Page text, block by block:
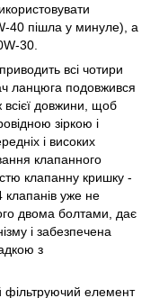
40 пішла у минуле), а
30.
всі чотири
ланцюга подовжився
всієї довжини, щоб
зіркою і
і високих
клапанного
клапанну кришку -
клапанів уже не
двома болтами, дає
і забезпечена
з
фільтруючий елемент